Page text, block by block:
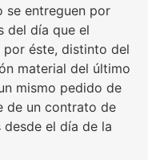
se entreguen por
del día que el
éste, distinto del
material del último
mismo pedido de
de un contrato de
desde el día de la